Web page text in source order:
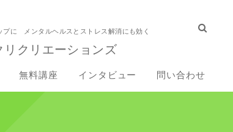
に メンタルヘルスとストレス解消にも効く
クリエーションズ
無料講座 インタビュー 問い合わせ